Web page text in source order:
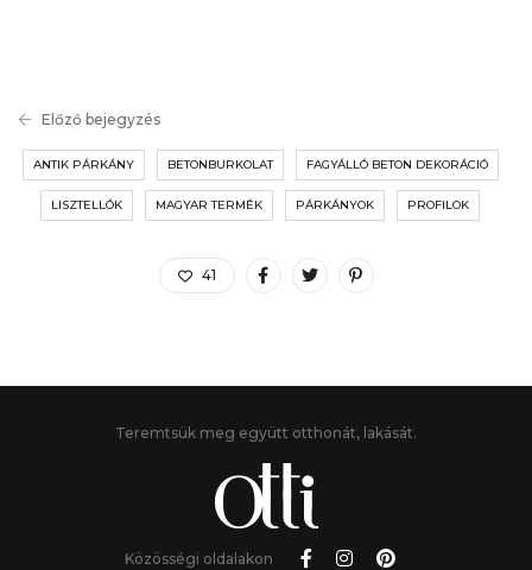
Előző bejegyzés
ANTIK PÁRKÁNY BETONBURKOLAT FAGYÁLLÓ BETON DEKORÁCIÓ
LISZTELLÓK MAGYAR TERMÉK PÁRKÁNYOK PROFILOK
41
Teremtsük meg együtt otthonát, lakását.
Közösségi oldalakon